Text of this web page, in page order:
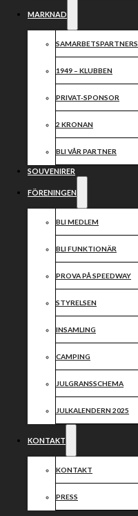
MARKNAD
SAMARBETSPARTNERS
1949 – KLUBBEN
PRIVAT-SPONSOR
2 KRONAN
BLI VÅR PARTNER
SOUVENIRER
FÖRENINGEN
BLI MEDLEM
BLI FUNKTIONÄR
PROVA PÅ SPEEDWAY
STYRELSEN
INSAMLING
CAMPING
JULGRANSSCHEMA
JULKALENDERN 2025
KONTAKT
KONTAKT
PRESS